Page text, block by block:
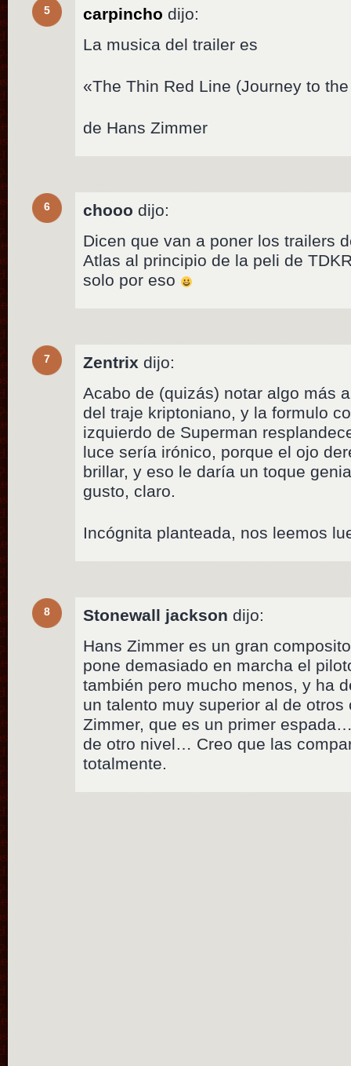
5 carpincho dijo:
La musica del trailer es
«The Thin Red Line (Journey to
de Hans Zimmer
6 chooo dijo:
Dicen que van a poner los trailers
Atlas al principio de la peli de
solo por eso
7 Zentrix dijo:
Acabo de (quizás) notar algo más
del traje kriptoniano, y la formulo
izquierdo de Superman
luce sería irónico, porque el ojo
brillar, y eso le daría un toque
gusto, claro.
Incógnita planteada, nos leemos
8 Stonewall jackson dijo:
Hans Zimmer es un gran
pone demasiado en marcha el
también pero mucho menos, y ha
un talento muy superior al de
Zimmer, que es un primer
de otro nivel… Creo que las
totalmente.